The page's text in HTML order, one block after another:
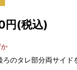
円(税込)
ろのタレ部分両サイ